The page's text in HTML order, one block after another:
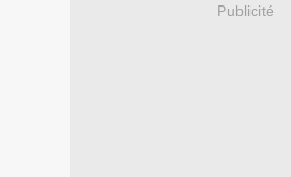
Publicité